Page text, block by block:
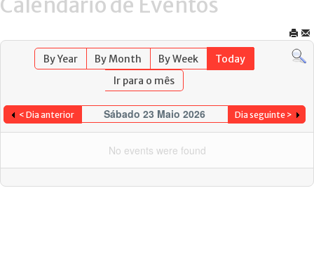
By Year By Month By Week
Today
Ir para o mês
< Dia anterior Sábado 23 Maio 2026 Dia seguinte >
No events were found